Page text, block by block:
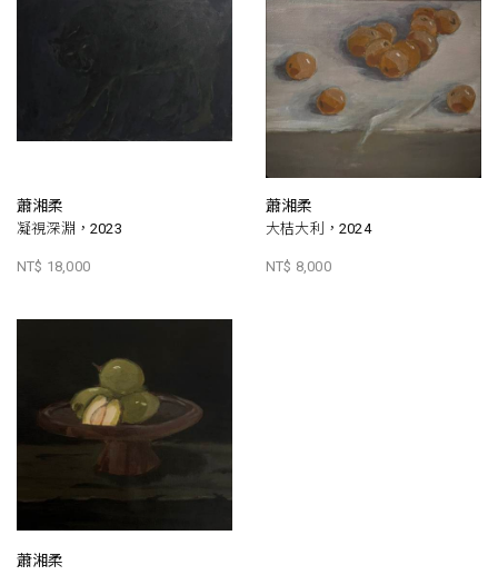
蕭湘柔
凝視深淵，2023
NT$ 18,000
蕭湘柔
大桔大利，2024
NT$ 8,000
蕭湘柔